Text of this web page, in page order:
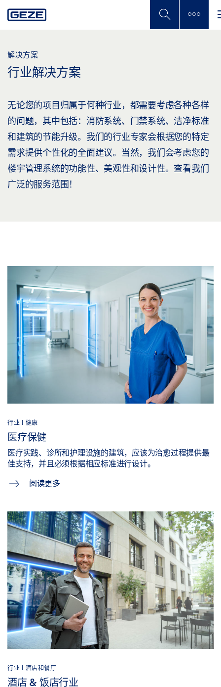
to
解决方案
行业解决方案
无论您的项目归属于何种行业，都需要考虑各种各样
的问题，其中包括：消防系统、门禁系统、洁净标准
和建筑的节能升级。我们的行业专家会根据您的特定
需求提供个性化的全面建议。当然，我们会考虑您的
楼宇管理系统的功能性、美观性和设计性。查看我们
广泛的服务范围！
行业 | 健康
医疗保健
医疗实践、诊所和护理设施的建筑，应该为治愈过程提供最
佳支持，并且必须根据相应标准进行设计。
阅读更多
行业 | 酒店和餐厅
酒店 & 饭店行业